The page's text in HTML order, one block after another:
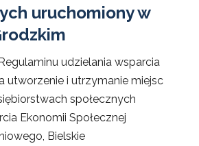
uruchomiony w
udzielania wsparcia
utworzenie i utrzymanie miejsc
społecznych
Ekonomii Społecznej
Bielskie